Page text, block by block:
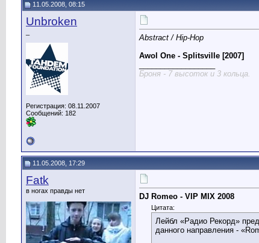
11.05.2008, 08:15
Unbroken
Регистрация: 08.11.2007
Сообщений: 182
Abstract / Hip-Hop
Awol One - Splitsville [2007]
Броня - 7 высоток и 3 кольца.
11.05.2008, 17:29
Fatk
в ногах правды нет
DJ Romeo - VIP MIX 2008
Цитата:
Лейбл «Радио Рекорд»
данного направления -